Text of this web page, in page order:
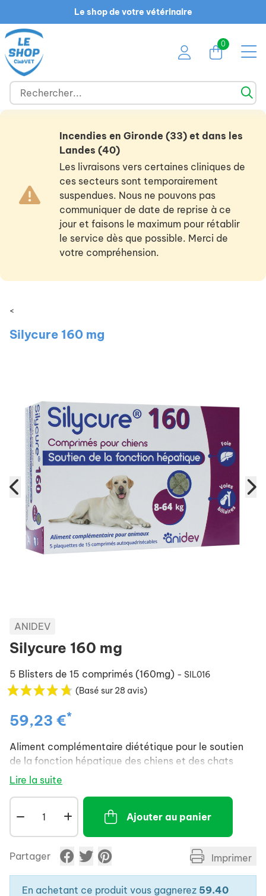
Le shop de votre vétérinaire
0
Incendies en Gironde (33) et dans les
Landes (40)
Les livraisons vers certaines cliniques de
ces secteurs sont temporairement
suspendues. Nous ne pouvons pas
communiquer de date de reprise à ce
jour et faisons le maximum pour rétablir
le service dès que possible. Merci de
votre compréhension.
<
Silycure 160 mg
ANIDEV
Silycure 160 mg
5 Blisters de 15 comprimés (160mg) - SIL016
(Basé sur 28 avis)
59,23 €*
Aliment complémentaire diététique pour le soutien
de la fonction hépatique des chiens et des chats
Lire la suite
Ajouter au panier
Partager Imprimer
En achetant ce produit vous gagnerez 59.40